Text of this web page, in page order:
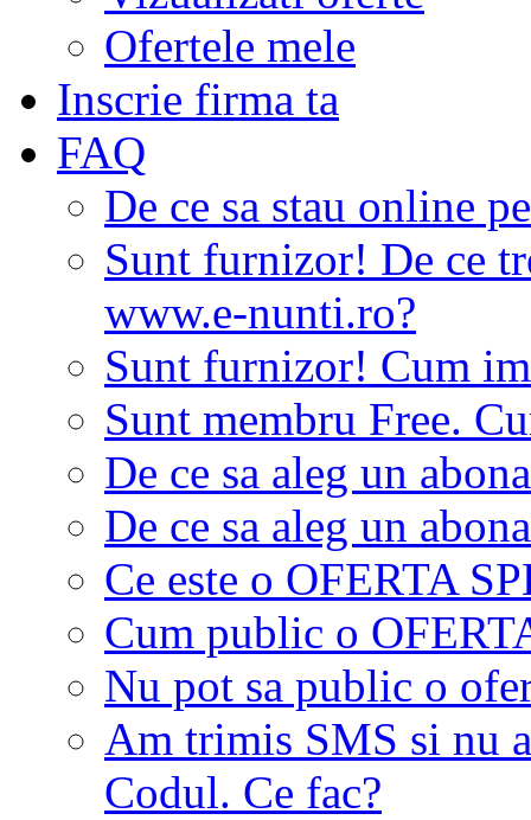
Ofertele mele
Inscrie firma ta
FAQ
De ce sa stau online
Sunt furnizor! De ce
www.e-nunti.ro?
Sunt furnizor! Cum
Sunt membru Free.
De ce sa aleg un
De ce sa aleg un
Ce este o OFERTA
Cum public o
Nu pot sa public o
Am trimis SMS si nu
Codul. Ce fac?